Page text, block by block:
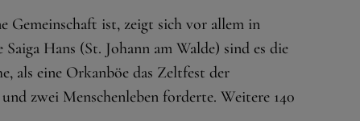
Gemeinschaft ist, zeigt sich vor allem in
Hans (St. Johann am Walde) sind es die
als eine Orkanböe das Zeltfest der
zwei Menschenleben forderte. Weitere 140